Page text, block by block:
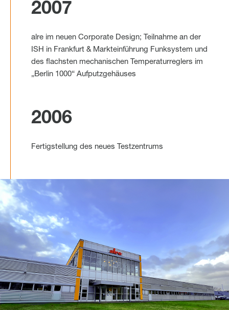
2007
alre im neuen Corporate Design; Teilnahme an der
ISH in Frankfurt & Markteinführung Funksystem und
des flachsten mechanischen Temperaturreglers im
„Berlin 1000“ Aufputzgehäuses
2006
Fertigstellung des neues Testzentrums